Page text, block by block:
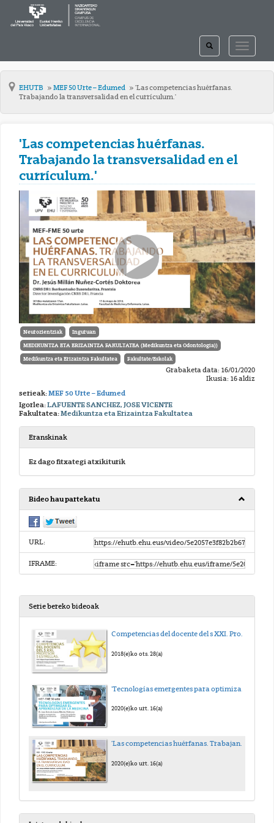
TOGGLE
TOGGLE
SEARCH
EHUTB MEF 50 Urte – Edumed
'Las competencias huérfanas.
Trabajando la transversalidad en el currículum.'
'Las competencias huérfanas.
Trabajando la transversalidad en el
currículum.'
Neurozientziak Inguruan
MEDIKUNTZA ETA ERIZAINTZA FAKULTATEA (Medikuntza eta Odontologia))
Medikuntza eta Erizaintza Fakultatea Fakultate/Eskolak
Grabaketa data: 16/01/2020
Ikusia: 16 aldiz
serieak:MEF 50 Urte – Edumed
Igorlea:LAFUENTE SANCHEZ, JOSE VICENTE
Fakultatea:Medikuntza eta Erizaintza Fakultatea
Eranskinak
Ez dago fitxategi atxikiturik
Bideo hau partekatu
URL:
IFRAME:
Serie bereko bideoak
Competencias del docente del s XXI. Profesor 5 estrellas
2018(e)ko ots. 28(a)
2020(e)ko urt. 16(a)
'Las competencias huérfanas. Trabajando la transversalidad en el currículum.'
2020(e)ko urt. 16(a)